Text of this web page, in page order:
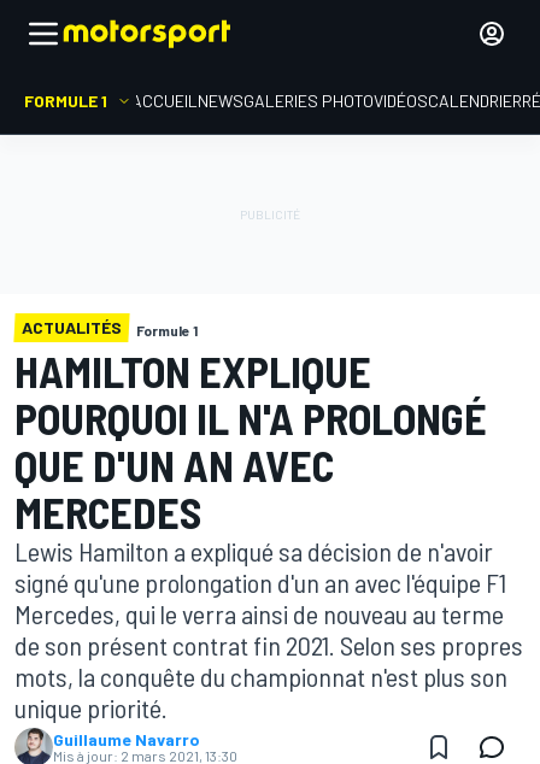
FORMULE 1 ACCUEIL NEWSGALERIES PHOTOVIDÉOSCALENDRIER
ACTUALITÉS Formule 1
HAMILTON EXPLIQUE
POURQUOI IL N'A PROLONGÉ
QUE D'UN AN AVEC
MERCEDES
Lewis Hamilton a expliqué sa décision de n'avoir
signé qu'une prolongation d'un an avec l'équipe F1
Mercedes, qui le verra ainsi de nouveau au terme
de son présent contrat fin 2021. Selon ses propres
mots, la conquête du championnat n'est plus son
unique priorité.
Guillaume Navarro
Mis à jour: 2 mars 2021, 13:30